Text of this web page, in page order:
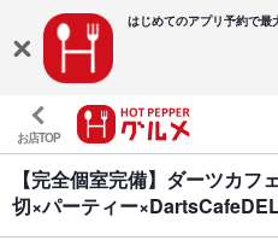
はじめてのアプリ予約で最
お店TOP
【完全個室完備】ダーツカフ
切×パーティー